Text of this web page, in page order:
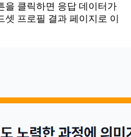
을 클릭하면 응답 데이터가
프로필 결과 페이지로 이